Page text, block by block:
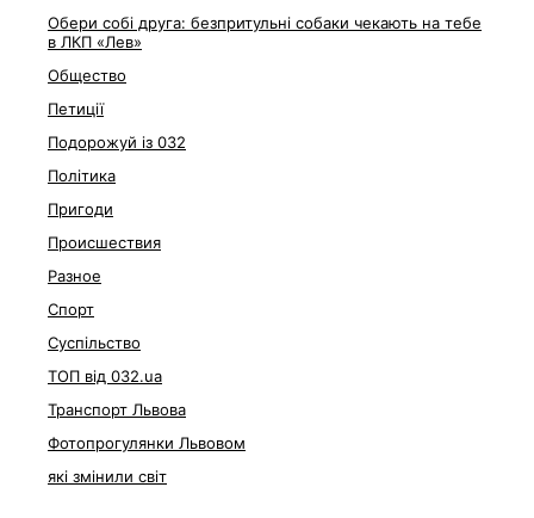
Обери собі друга: безпритульні собаки чекають на тебе
в ЛКП «Лев»
Общество
Петиції
Подорожуй із 032
Політика
Пригоди
Происшествия
Разное
Спорт
Суспільство
ТОП від 032.ua
Транспорт Львова
Фотопрогулянки Львовом
які змінили світ